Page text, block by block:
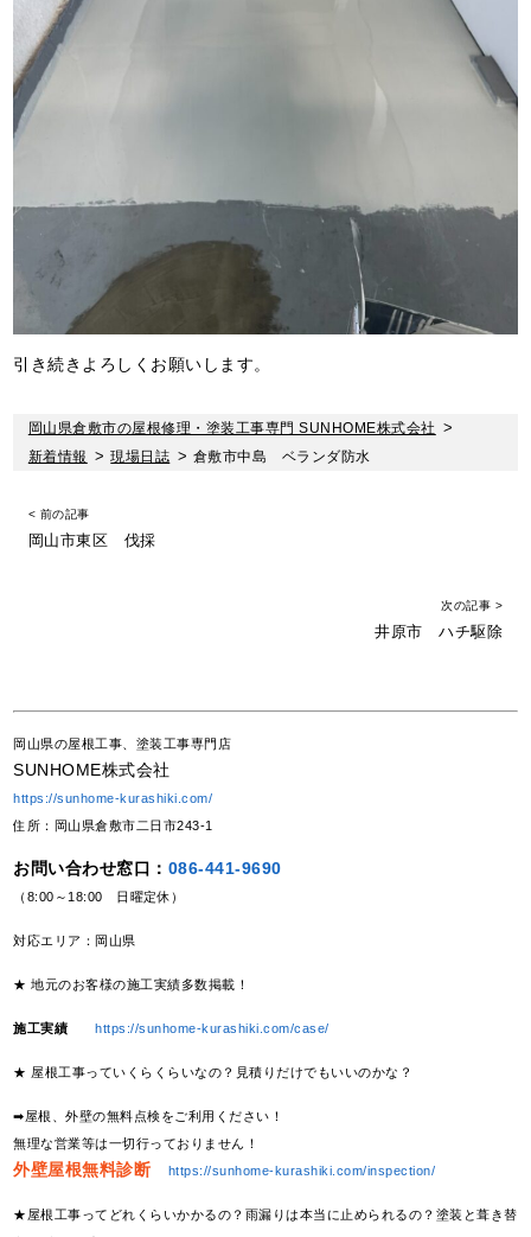
引き続きよろしくお願いします。
岡山県倉敷市の屋根修理・塗装工事専門 SUNHOME株式会社 >
新着情報 >現場日誌 > 倉敷市中島 ベランダ防水
< 前の記事
岡山市東区 伐採
次の記事 >
井原市 ハチ駆除
岡山県の屋根工事、塗装工事専門店
SUNHOME株式会社
https://sunhome-kurashiki.com/
住所：岡山県倉敷市二日市243-1
お問い合わせ窓口： 086-441-9690
（8:00～18:00 日曜定休）
対応エリア：岡山県
★ 地元のお客様の施工実績多数掲載！
施工実績 https://sunhome-kurashiki.com/case/
★ 屋根工事っていくらくらいなの？見積りだけでもいいのかな？
➡屋根、外壁の無料点検をご利用ください！
無理な営業等は一切行っておりません！
外壁屋根無料診断 https://sunhome-kurashiki.com/inspection/
★屋根工事ってどれくらいかかるの？雨漏りは本当に止められるの？塗装と葺き替